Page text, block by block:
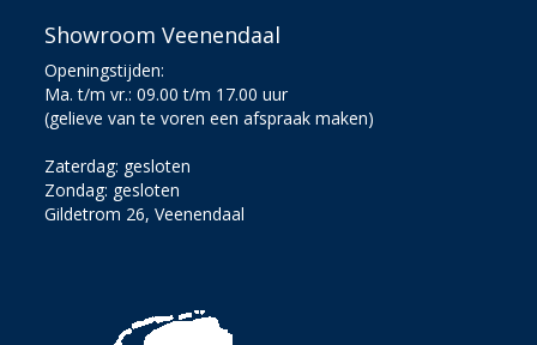
Showroom Veenendaal
Openingstijden:
Ma. t/m vr.: 09.00 t/m 17.00 uur
(gelieve van te voren een afspraak maken)
Zaterdag: gesloten
Zondag: gesloten
Gildetrom 26, Veenendaal